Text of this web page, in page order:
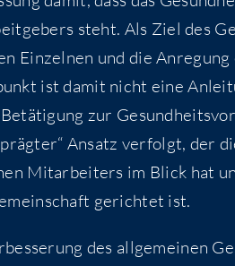
steht. Als Ziel des
Ein­zel­nen und die
ist damit nicht eine
zur
Ansatz ver­folgt, der
Mit­ar­bei­ters im Blick hat
gerich­tet ist.
des all­ge­mei­nen